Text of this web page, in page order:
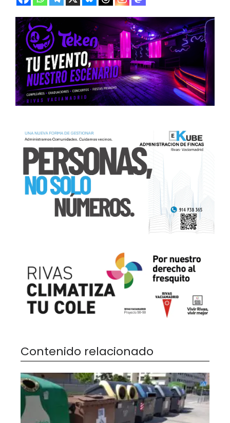
Contenido relacionado